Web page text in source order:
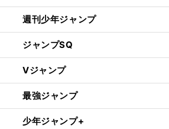
週刊少年ジャンプ
ジャンプSQ
Vジャンプ
最強ジャンプ
少年ジャンプ+